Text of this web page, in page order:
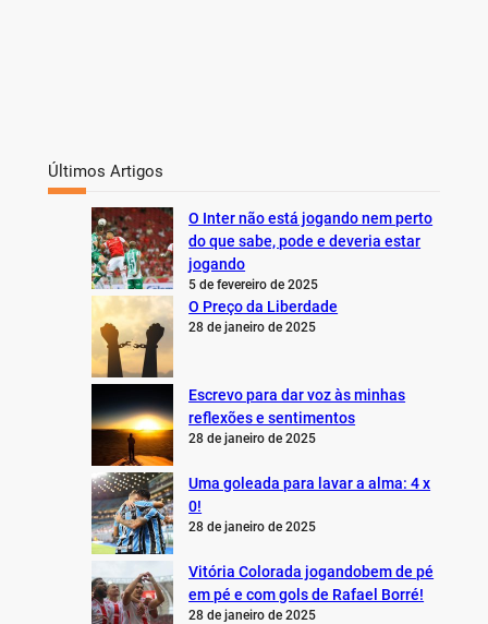
Últimos Artigos
O Inter não está jogando nem perto
do que sabe, pode e deveria estar
jogando
5 de fevereiro de 2025
O Preço da Liberdade
28 de janeiro de 2025
reflexões e sentimentos
28 de janeiro de 2025
0!
28 de janeiro de 2025
em pé e com gols de Rafael Borré!
28 de janeiro de 2025